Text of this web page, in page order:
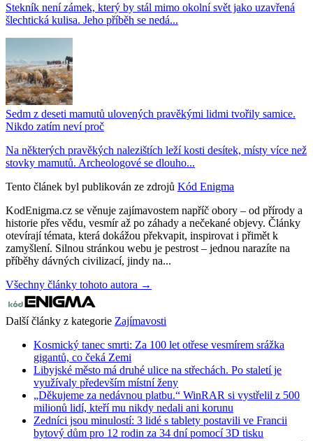
Stekník není zámek, který by stál mimo okolní svět jako uzavřená
šlechtická kulisa. Jeho příběh se nedá...
Sedm z deseti mamutů ulovených pravěkými lidmi tvořily samice.
Nikdo zatím neví proč
Na některých pravěkých nalezištích leží kosti desítek, místy více než
stovky mamutů. Archeologové se dlouho...
Tento článek byl publikován ze zdrojů Kód Enigma
KodEnigma.cz se věnuje zajímavostem napříč obory – od přírody a
historie přes vědu, vesmír až po záhady a nečekané objevy. Články
otevírají témata, která dokážou překvapit, inspirovat i přimět k
zamyšlení. Silnou stránkou webu je pestrost – jednou narazíte na
příběhy dávných civilizací, jindy na...
Všechny články tohoto autora →
Další články z kategorie Zajímavosti
Kosmický tanec smrti: Za 100 let otřese vesmírem srážka
gigantů, co čeká Zemi
Libyjské město má druhé ulice na střechách. Po staletí je
využívaly především místní ženy
„Děkujeme za nedávnou platbu.“ WinRAR si vystřelil z 500
milionů lidí, kteří mu nikdy nedali ani korunu
Zedníci jsou minulostí: 3 lidé s tablety postavili ve Francii
bytový dům pro 12 rodin za 34 dní pomocí 3D tisku